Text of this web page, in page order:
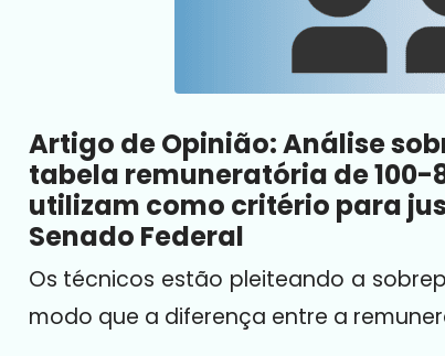
Artigo de Opinião: Análise
tabela remuneratória de 100-
utilizam como critério para
Senado Federal
Os técnicos estão pleiteando a
modo que a diferença entre a